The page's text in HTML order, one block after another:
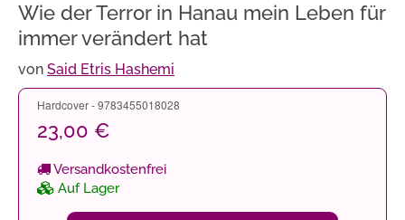
Wie der Terror in Hanau mein Leben für
immer verändert hat
von Said Etris Hashemi
Hardcover - 9783455018028
23,00 €
Versandkostenfrei
Auf Lager